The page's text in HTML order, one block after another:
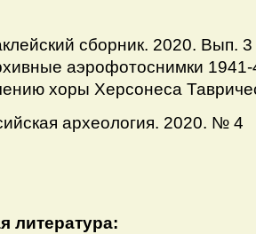
сборник. 2020. Вып.
аэрофотоснимки 1941-
хоры Херсонеса
археология. 2020. № 4
литература: